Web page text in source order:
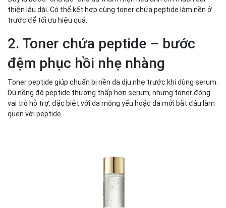
thiện lâu dài. Có thể kết hợp cùng toner chứa peptide làm nền ở
trước để tối ưu hiệu quả.
2. Toner chứa peptide – bước
đệm phục hồi nhẹ nhàng
Toner peptide giúp chuẩn bị nền da dịu nhẹ trước khi dùng serum.
Dù nồng độ peptide thường thấp hơn serum, nhưng toner đóng
vai trò hỗ trợ, đặc biệt với da mỏng yếu hoặc da mới bắt đầu làm
quen với peptide.